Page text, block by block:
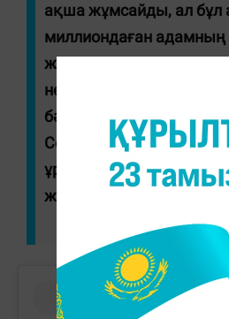
ақша жұмсайды, ал бұл
миллиондаған адамның
жұмсалмайды. Саған
не үшін керек? Сен бұл
бәрібір о дүниеге алып
Соғыстан зардап
ұрпақ көрмей кететін
жазған әнші.